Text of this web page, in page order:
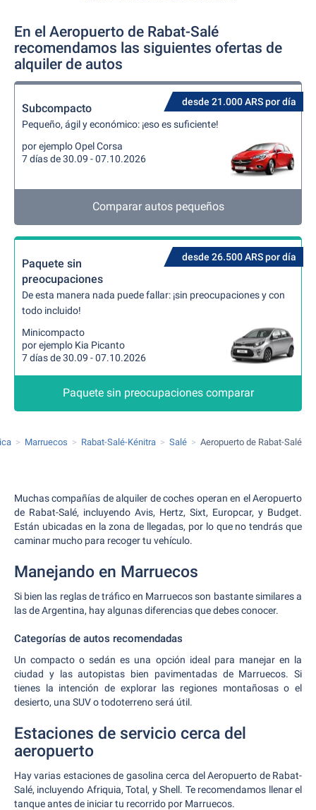
En el Aeropuerto de Rabat-Salé
recomendamos las siguientes ofertas de
alquiler de autos
desde 21.000 ARS por día
Subcompacto
Pequeño, ágil y económico: ¡eso es suficiente!
por ejemplo Opel Corsa
7 días de 30.09 - 07.10.2026
Comparar autos pequeños
desde 26.500 ARS por día
Paquete sin
preocupaciones
De esta manera nada puede fallar: ¡sin preocupaciones y con
todo incluido!
Minicompacto
por ejemplo Kia Picanto
7 días de 30.09 - 07.10.2026
Paquete sin preocupaciones comparar
Marruecos Rabat-Salé-Kénitra Salé Aeropuerto de Rabat-Salé
Muchas compañías de alquiler de coches operan en el Aeropuerto
de Rabat-Salé, incluyendo Avis, Hertz, Sixt, Europcar, y Budget.
Están ubicadas en la zona de llegadas, por lo que no tendrás que
caminar mucho para recoger tu vehículo.
Manejando en Marruecos
Si bien las reglas de tráfico en Marruecos son bastante similares a
las de Argentina, hay algunas diferencias que debes conocer.
Categorías de autos recomendadas
Un compacto o sedán es una opción ideal para manejar en la
ciudad y las autopistas bien pavimentadas de Marruecos. Si
tienes la intención de explorar las regiones montañosas o el
desierto, una SUV o todoterreno será útil.
Estaciones de servicio cerca del
aeropuerto
Hay varias estaciones de gasolina cerca del Aeropuerto de Rabat-
Salé, incluyendo Afriquia, Total, y Shell. Te recomendamos llenar el
tanque antes de iniciar tu recorrido por Marruecos.